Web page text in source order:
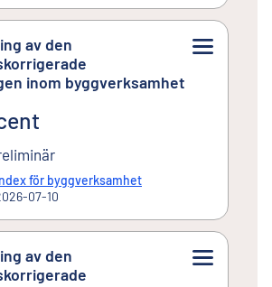
av den
inom byggverksamhet
för byggverksamhet
07-10
av den